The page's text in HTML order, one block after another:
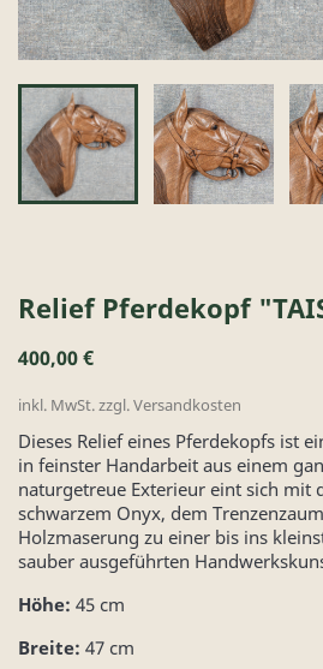
Relief Pferdekopf
400,00 €
inkl. MwSt. zzgl. Versandkosten
Dieses Relief eines Pferdekopfs ist
in feinster Handarbeit aus einem
naturgetreue Exterieur eint sich mit
schwarzem Onyx, dem
Holzmaserung zu einer bis ins
sauber ausgeführten
Höhe: 45 cm
Breite: 47 cm